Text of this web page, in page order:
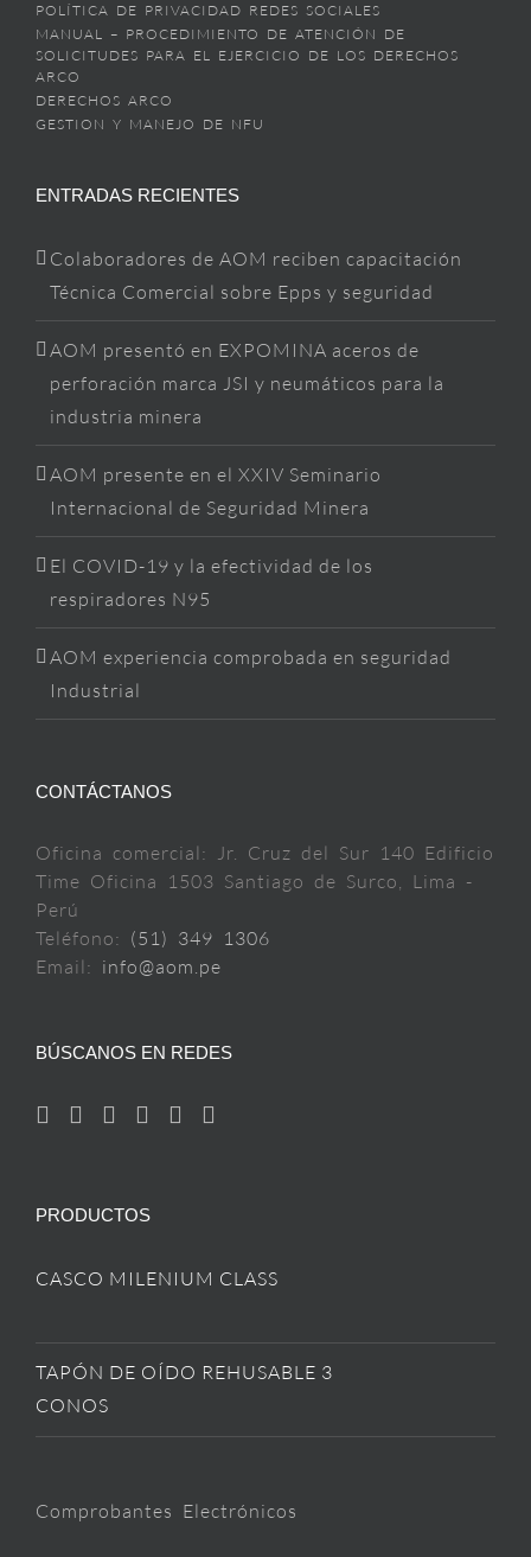
POLÍTICA DE PRIVACIDAD REDES SOCIALES
MANUAL – PROCEDIMIENTO DE ATENCIÓN DE
SOLICITUDES PARA EL EJERCICIO DE LOS DERECHOS
ARCO
DERECHOS ARCO
GESTION Y MANEJO DE NFU
ENTRADAS RECIENTES
Colaboradores de AOM reciben capacitación
Técnica Comercial sobre Epps y seguridad
AOM presentó en EXPOMINA aceros de
perforación marca JSI y neumáticos para la
industria minera
AOM presente en el XXIV Seminario
Internacional de Seguridad Minera
El COVID-19 y la efectividad de los
respiradores N95
AOM experiencia comprobada en seguridad
Industrial
CONTÁCTANOS
Oficina comercial: Jr. Cruz del Sur 140 Edificio
Time Oficina 1503 Santiago de Surco, Lima -
Perú
Teléfono: (51) 349 1306
Email: info@aom.pe
BÚSCANOS EN REDES
PRODUCTOS
CASCO MILENIUM CLASS
TAPÓN DE OÍDO REHUSABLE 3
CONOS
Comprobantes Electrónicos